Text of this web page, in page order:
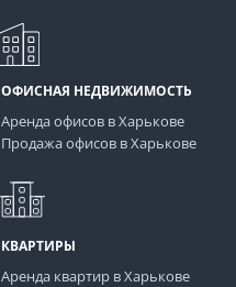
ОФИСНАЯ НЕДВИЖИМОСТЬ
Аренда офисов в Харькове
Продажа офисов в Харькове
КВАРТИРЫ
Аренда квартир в Харькове